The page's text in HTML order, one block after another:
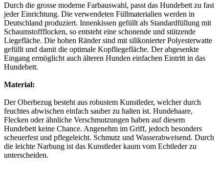
Durch die grosse moderne Farbauswahl, passt das Hundebett zu fast
jeder Einrichtung. Die verwendeten Füllmaterialien werden in
Deutschland produziert. Innenkissen gefüllt als Standardfüllung mit
Schaumstoffflocken, so entsteht eine schonende und stützende
Liegefläche. Die hohen Ränder sind mit silikonierter Polyesterwatte
gefüllt und damit die optimale Kopfliegefläche. Der abgesenkte
Eingang ermöglicht auch älteren Hunden einfachen Eintritt in das
Hundebett.
Material:
Der Oberbezug besteht aus robustem Kunstleder, welcher durch
feuchtes abwischen einfach sauber zu halten ist. Hundehaare,
Flecken oder ähnliche Verschmutzungen haben auf diesem
Hundebett keine Chance. Angenehm im Griff, jedoch besonders
scheuerfest und pflegeleicht. Schmutz und Wasserabweisend. Durch
die leichte Narbung ist das Kunstleder kaum vom Echtleder zu
unterscheiden.